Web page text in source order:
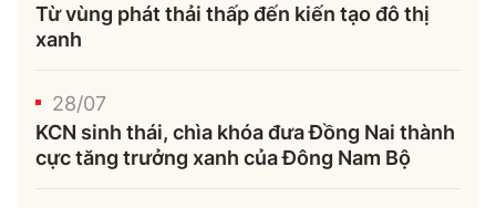
Từ vùng phát thải thấp đến kiến tạo đô thị
xanh
28/07
KCN sinh thái, chìa khóa đưa Đồng Nai thành
cực tăng trưởng xanh của Đông Nam Bộ